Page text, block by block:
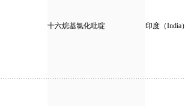
十六烷基氯化吡啶 印度（India）